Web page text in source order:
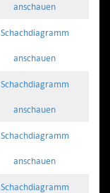
anschauen
Schachdiagramm
anschauen
Schachdiagramm
anschauen
Schachdiagramm
anschauen
Schachdiagramm